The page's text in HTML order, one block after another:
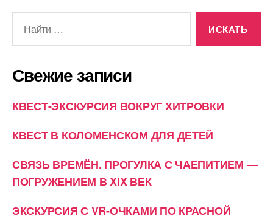
Свежие записи
КВЕСТ-ЭКСКУРСИЯ ВОКРУГ ХИТРОВКИ
КВЕСТ В КОЛОМЕНСКОМ ДЛЯ ДЕТЕЙ
СВЯЗЬ ВРЕМЁН. ПРОГУЛКА С ЧАЕПИТИЕМ —
ПОГРУЖЕНИЕМ В XIX ВЕК
ЭКСКУРСИЯ С VR-ОЧКАМИ ПО КРАСНОЙ